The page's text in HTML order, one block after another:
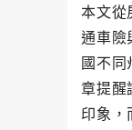
本文從
通車險
國不同
章提醒
印象，